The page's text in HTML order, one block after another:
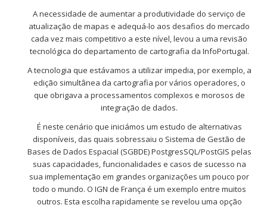
A necessidade de aumentar a produtividade do serviço de
atualização de mapas e adequá-lo aos desafios do mercado
cada vez mais competitivo a este nível, levou a uma revisão
tecnológica do departamento de cartografia da InfoPortugal.
A tecnologia que estávamos a utilizar impedia, por exemplo, a
edição simultânea da cartografia por vários operadores, o
que obrigava a processamentos complexos e morosos de
integração de dados.
É neste cenário que iniciámos um estudo de alternativas
disponíveis, das quais sobressaiu o Sistema de Gestão de
Bases de Dados Espacial (SGBDE) PostgresSQL/PostGIS pelas
suas capacidades, funcionalidades e casos de sucesso na
sua implementação em grandes organizações um pouco por
todo o mundo. O IGN de França é um exemplo entre muitos
outros. Esta escolha rapidamente se revelou uma opção